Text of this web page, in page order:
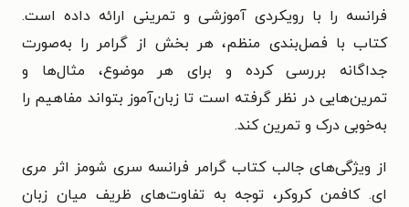
فرانسه را با رویکردی آموزشی و تمرینی ارائه داده است.
کتاب با فصل‌بندی منظم، هر بخش از گرامر را به‌صورت
جداگانه بررسی کرده و برای هر موضوع، مثال‌ها و
تمرین‌هایی در نظر گرفته است تا زبان‌آموز بتواند مفاهیم را
به‌خوبی درک و تمرین کند.
از ویژگی‌های جالب کتاب گرامر فرانسه سری شومز اثر مری
ای. کافمن کروکر، توجه به تفاوت‌های ظریف میان زبان